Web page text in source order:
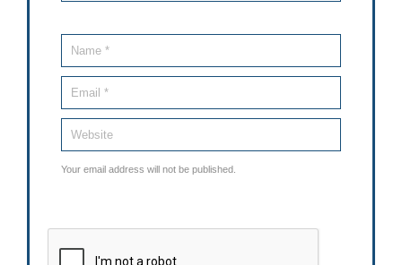
Your email address will not be published.